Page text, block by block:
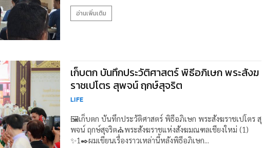
อ่านเพิ่มเติม
เก็บตก บันทึกประวัติศาสตร์ พิธีอภิเษก พระสังฆ
ราชเปโตร สุพจน์ ฤกษ์สุจริต
LIFE
🖼️เก็บตก บันทึกประวัติศาสตร์ พิธีอภิเษก พระสังฆราชเปโตร สุ
พจน์ ฤกษ์สุจริต⛪พระสังฆราชแห่งสังฆมณฑลเชียงใหม่ (1)
✨1✒️ผมเขียนเรื่องราวเหล่านี้หลังพิธีอภิเษก...